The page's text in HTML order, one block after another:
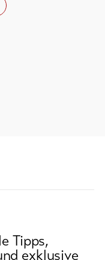
Tipps,
exklusive